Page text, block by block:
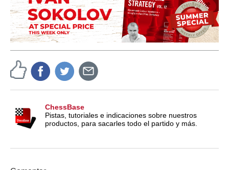
ChessBase
Pistas, tutoriales e indicaciones sobre nuestros
productos, para sacarles todo el partido y más.